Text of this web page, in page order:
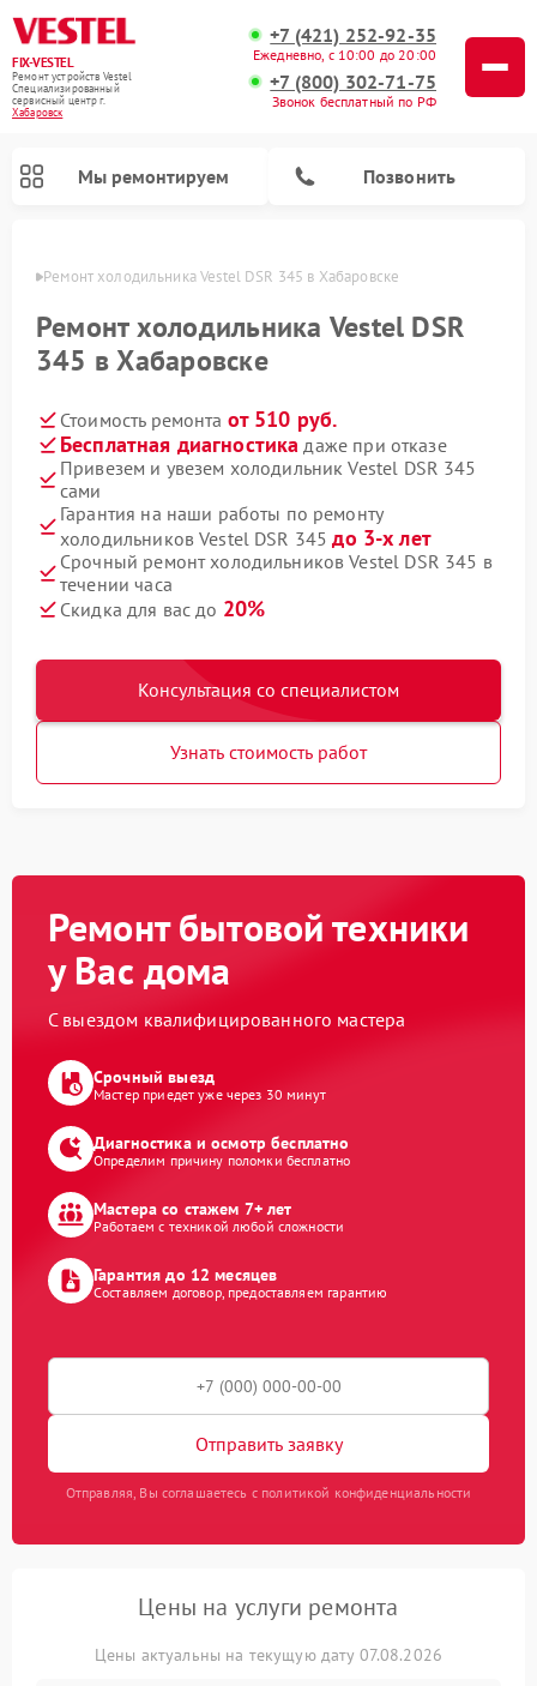
FIX-VESTEL
Ремонт устройств Vestel
Специализированный
cервисный центр г.
Хабаровск
+7 (421) 252-92-35
Ежедневно, с 10:00 до 20:00
+7 (800) 302-71-75
Звонок бесплатный по РФ
Мы ремонтируем Позвонить
Ремонт холодильника Vestel DSR 345 в Хабаровске
Ремонт холодильника Vestel DSR
345 в Хабаровске
Стоимость ремонта от 510 руб.
Бесплатная диагностика даже при отказе
Привезем и увезем холодильник Vestel DSR 345
сами
Гарантия на наши работы по ремонту
холодильников Vestel DSR 345до 3-х лет
Срочный ремонт холодильников Vestel DSR 345 в
течении часа
Скидка для вас до 20%
Консультация со специалистом
Узнать стоимость работ
Ремонт бытовой техники
у Вас дома
С выездом квалифицированного мастера
Срочный выезд
Мастер приедет уже через 30 минут
Диагностика и осмотр бесплатно
Определим причину поломки бесплатно
Мастера со стажем 7+ лет
Работаем с техникой любой сложности
Гарантия до 12 месяцев
Составляем договор, предоставляем гарантию
Отправить заявку
Отправляя, Вы соглашаетесь с политикой конфиденциальности
Цены на услуги ремонта
Цены актуальны на текущую дату 07.08.2026